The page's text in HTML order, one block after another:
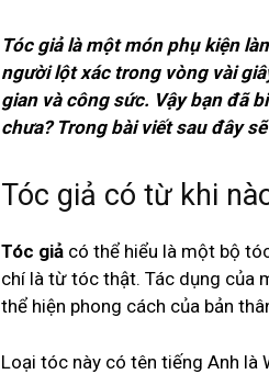
Tóc giả là một món phụ kiện
người lột xác trong vòng vài
gian và công sức. Vậy bạn đã
chưa? Trong bài viết sau đây
Tóc giả có từ khi
Tóc giả có thể hiểu là một bộ
chí là từ tóc thật. Tác dụng của
thể hiện phong cách của bản
Loại tóc này có tên tiếng Anh là